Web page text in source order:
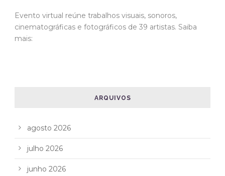
Evento virtual reúne trabalhos visuais, sonoros,
cinematográficas e fotográficos de 39 artistas. Saiba
mais:
ARQUIVOS
agosto 2026
julho 2026
junho 2026